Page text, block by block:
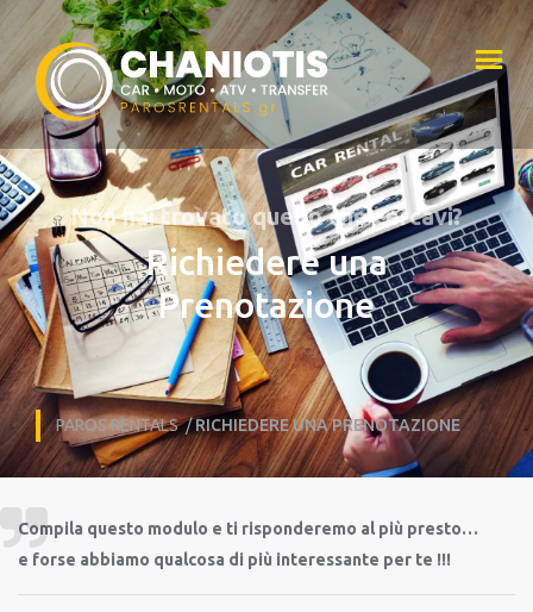
Non hai trovato quello che cercavi?
Richiedere una
Prenotazione
PAROS RENTALS/RICHIEDERE UNA PRENOTAZIONE
Compila questo modulo e ti risponderemo al più presto…
e forse abbiamo qualcosa di più interessante per te !!!